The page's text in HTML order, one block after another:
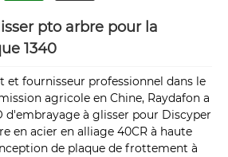
pto arbre pour la
1340
et fournisseur professionnel dans le
agricole en Chine, Raydafon a
d'embrayage à glisser pour Discyper
en acier en alliage 40CR à haute
de plaque de frottement à